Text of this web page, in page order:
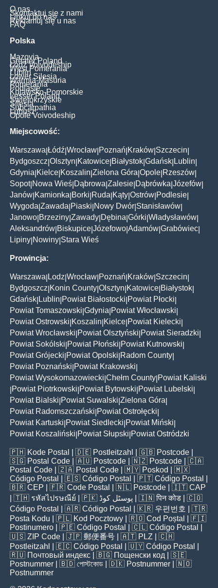
O nas
Skontaktuj się z nami
Linkuj do nas
Reklamuj się u nas
FAQ
Polska
Mazovia
Greater Poland
Łódź Voivodeship
West Pomerania
Lublin
Lower Silesia
Warmia-Masuria
Pomerania
Podlasie
Kujawsko-Pomorskie
Lesser Poland
Świętokrzyskie
Silesia
Subcarpathia
Lubusz
Opole Voivodeship
Miejscowość:
Warszawa Łódź Wrocław Poznań Kraków Szczecin
Bydgoszcz Olsztyn Katowice Białystok Gdańsk Lublin
Gdynia Kielce Koszalin Zielona Góra Opole Rzeszów
Sopot| Nowa Wieś Dąbrowa Zalesie Dąbrówka Józefów
Janów Kamionka Borki Ruda Kąty Ostrów Podlesie
Wygoda Zawada Piaski Nowy Dwór Stanisławów
Janowo Brzeziny Zawady Dębina Górki Władysławów
Aleksandrów Biskupice Józefowo Adamów Grabówiec
Lipiny Nowiny Stara Wieś
Prowincja:
Warszawa Lodz Wrocław Poznań Kraków Szczecin
Bydgoszcz Konin County Olsztyn Katowice Białystok
Gdańsk Lublin Powiat Białostocki Powiat Płocki
Powiat Tomaszowski Gdynia Powiat Włocławski
Powiat Ostrowski Koszalin Kielce Powiat Kielecki
Powiat Wrocławski Powiat Olsztyński Powiat Sieradzki
Powiat Sokólski Powiat Płoński Powiat Kutnowski
Powiat Grójecki Powiat Opolski Radom County
Powiat Poznański Powiat Krakowski
Powiat Wysokomazowiecki Chełm County Powiat Kaliski
Powiat Piotrkowski Powiat Bytowski Powiat Lubelski
Powiat Bialski Powiat Suwalski Zielona Góra
Powiat Radomszczański Powiat Ostrołęcki
Powiat Kartuski Powiat Siedlecki Powiat Miński
Powiat Koszaliński Powiat Słupski Powiat Ostródzki
🇵🇭 Kode Postal | 🇩🇪 Postleitzahl | 🇬🇧 Postcode
🇸🇬 Postal Code | 🇦🇺 Postcode | 🇳🇿 Postcode | 🇨🇦
Postal Code | 🇿🇦 Postal Code | 🇲🇾 Poskod
| 🇲🇽
Código Postal
| 🇪🇸 Código Postal | 🇵🇹 Código Postal
🇧🇷 CEP | 🇫🇷 Code Postal | 🇳🇱 Postcode | 🇮🇹 CAP
| 🇹🇭 รหัสไปรษณีย์ | 🇵🇰 پوسٹل کوڈ | 🇮🇳पिन कोड | 🇨🇴
Código Postal
| 🇦🇷 Código Postal | 🇰🇷 우편번호
| 🇹🇷
Posta Kodu | 🇵🇱 Kod Pocztowy | 🇷🇴 Cod Poștal
| 🇫🇮
Postinumero | 🇵🇪 Código Postal | 🇨🇱 Código Postal
🇺🇸 ZIP Code | 🇯🇵 郵便番号 | 🇦🇹 PLZ | 🇨🇭
Postleitzahl
| 🇪🇨 Código Postal | 🇺🇾 Código Postal
🇷🇺 Почтовый индекс | 🇧🇬 Пощенски код | 🇸🇪
Postnummer | 🇧🇩 পোস্টকোড | 🇩🇰 Postnummer | 🇳🇴
Postnummer